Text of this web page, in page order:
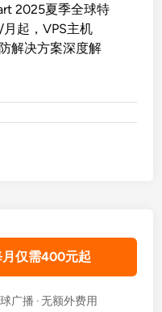
2025夏季全球特
起，VPS主机
解决方案深度解
仅需400元起
广播 · 无额外费用